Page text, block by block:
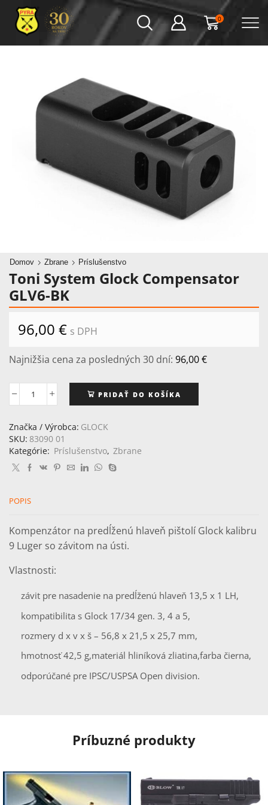
0
Domov Zbrane Príslušenstvo
Toni System Glock Compensator
GLV6-BK
96,00 € s DPH
Najnižšia cena za posledných 30 dní: 96,00€
množstvo
System
Glock
Compensator
BK
PRIDAŤ DO KOŠÍKA
Značka / Výrobca: GLOCK
SKU: 83090 01
Kategórie: Príslušenstvo, Zbrane
POPIS
Kompenzátor na predĺženú hlaveň pištolí Glock kalibru
9 Luger so závitom na ústi.
Vlastnosti:
závit pre nasadenie na predĺženú hlaveň 13,5 x 1 LH,
kompatibilita s Glock 17/34 gen. 3, 4 a 5,
rozmery d x v x š – 56,8 x 21,5 x 25,7 mm,
hmotnosť 42,5 g,materiál hliníková zliatina,farba čierna,
odporúčané pre IPSC/USPSA Open division.
Príbuzné produkty